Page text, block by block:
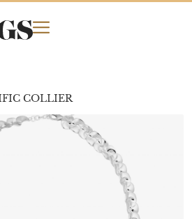
COLLIER